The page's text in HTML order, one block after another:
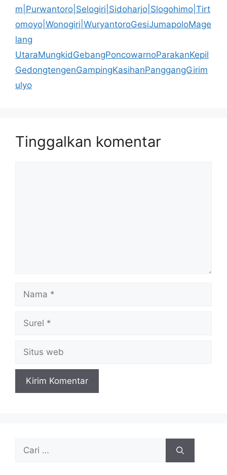
m|Purwantoro|Selogiri|Sidoharjo|Slogohimo|Tirt
omoyo|Wonogiri|WuryantoroGesiJumapoloMage
lang
UtaraMungkidGebangPoncowarnoParakanKepil
GedongtengenGampingKasihanPanggangGirim
ulyo
Tinggalkan komentar
Nama
Surel
Situs
web
Cari